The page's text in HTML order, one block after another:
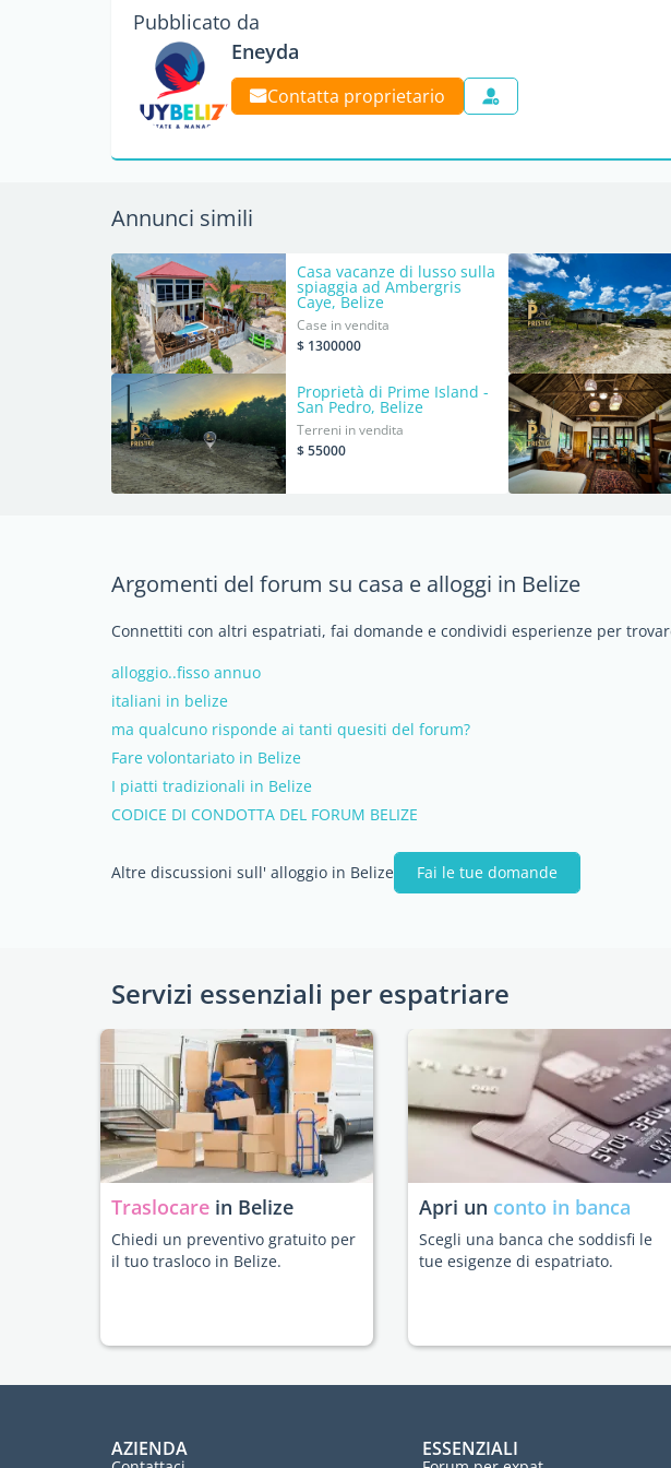
Pubblicato da
Eneyda
Contatta proprietario
Annunci simili
Casa vacanze di lusso sulla
spiaggia ad Ambergris
Caye, Belize
Case in vendita
$ 1300000
Proprietà di Prime Island -
San Pedro, Belize
Terreni in vendita
$ 55000
Argomenti del forum su casa e alloggi in Belize
Connettiti con altri espatriati, fai domande e condividi esperienze per
alloggio..fisso annuo
italiani in belize
ma qualcuno risponde ai tanti quesiti del forum?
Fare volontariato in Belize
I piatti tradizionali in Belize
CODICE DI CONDOTTA DEL FORUM BELIZE
Altre discussioni sull' alloggio in Belize Fai le tue domande
Servizi essenziali per espatriare
Traslocare in Belize
Chiedi un preventivo gratuito per
il tuo trasloco in Belize.
Apri un conto in banca
Scegli una banca che soddisfi le
tue esigenze di espatriato.
AZIENDA ESSENZIALI